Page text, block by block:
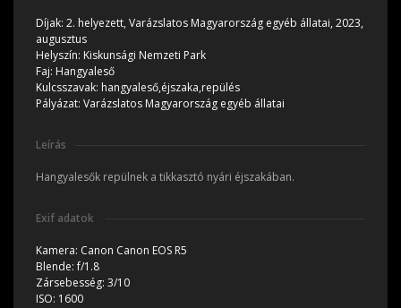
Díjak: 2. helyezett, Varázslatos Magyarország egyéb állatai, 2023,
augusztus
Helyszín: Kiskunsági Nemzeti Park
Faj: Hangyaleső
Kulcsszavak: hangyaleső,éjszaka,repülés
Pályázat: Varázslatos Magyarország egyéb állatai
Leírás
Hangyalesők repülnek a tikkasztó nyári éjszakában.
Exif adatok
Kamera: Canon Canon EOS R5
Blende:f/1.8
Zársebesség: 3/10
ISO: 1600